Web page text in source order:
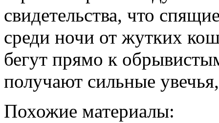
свидетельства, что
среди ночи от жутких
бегут прямо к
получают сильные
Похожие материалы: